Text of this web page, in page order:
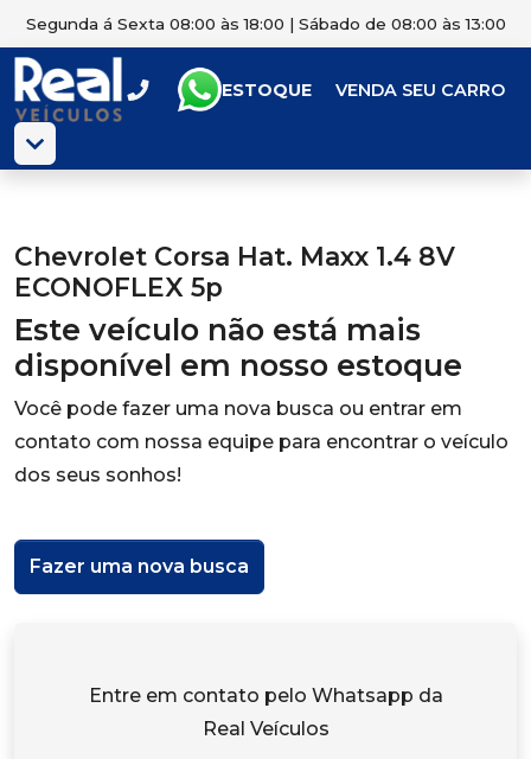
Segunda á Sexta 08:00 às 18:00 | Sábado de 08:00 às 13:00
ESTOQUE VENDA SEU CARRO
Chevrolet Corsa Hat. Maxx 1.4 8V
ECONOFLEX 5p
Este veículo não está mais
disponível em nosso estoque
Você pode fazer uma nova busca ou entrar em
contato com nossa equipe para encontrar o veículo
dos seus sonhos!
Fazer uma nova busca
Entre em contato pelo Whatsapp da
Real Veículos